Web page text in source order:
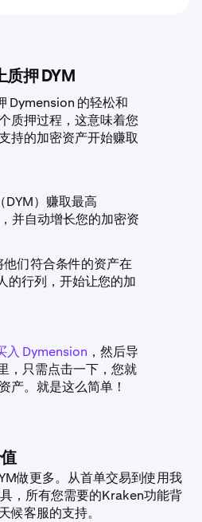
质押 DYM
Dymension 的轻松和
质押过程，这意味着您
持的加密资产开始赚取
）赚取最高
并自动增长您的加密资
们符合条件的资产在
的行列，开始让您的加
入 Dymension ，然后导
，只需点击一下，您就
产。就是这么简单！
做更多。从首单交易到使用我
，所有您需要的Kraken功能背
候客服的支持。